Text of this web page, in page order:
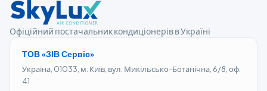
Офіційний постачальник кондиціонерів в Україні
ТОВ «ЗІВ Сервіс»
Україна, 01033, м. Київ, вул. Микільсько-Ботанічна, 6/8, оф.
41